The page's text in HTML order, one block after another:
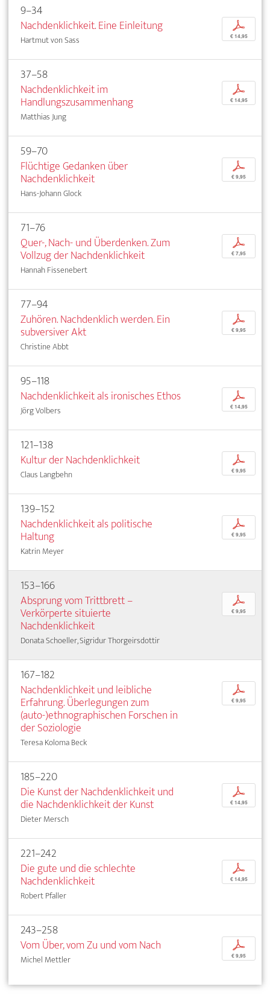
9–34
Nachdenklichkeit. Eine Einleitung
Hartmut von Sass
p
€ 14,95
37–58
Nachdenklichkeit im
Handlungszusammenhang
Matthias Jung
p
€ 14,95
59–70
Flüchtige Gedanken über
Nachdenklichkeit
Hans-Johann Glock
p
€ 9,95
71–76
Quer-, Nach- und Überdenken. Zum
Vollzug der Nachdenklichkeit
Hannah Fissenebert
p
€ 7,95
77–94
Zuhören. Nachdenklich werden. Ein
subversiver Akt
Christine Abbt
p
€ 9,95
95–118
Nachdenklichkeit als ironisches Ethos
Jörg Volbers
p
€ 14,95
121–138
Kultur der Nachdenklichkeit
Claus Langbehn
p
€ 9,95
139–152
Nachdenklichkeit als politische
Haltung
Katrin Meyer
p
€ 9,95
153–166
Absprung vom Trittbrett –
Verkörperte situierte
Nachdenklichkeit
Donata Schoeller, Sigridur Thorgeirsdottir
p
€ 9,95
167–182
Nachdenklichkeit und leibliche
Erfahrung. Überlegungen zum
(auto-)ethnographischen Forschen in
der Soziologie
Teresa Koloma Beck
p
€ 9,95
185–220
Die Kunst der Nachdenklichkeit und
die Nachdenklichkeit der Kunst
Dieter Mersch
p
€ 14,95
221–242
Die gute und die schlechte
Nachdenklichkeit
Robert Pfaller
p
€ 14,95
243–258
Vom Über, vom Zu und vom Nach
Michel Mettler
p
€ 9,95